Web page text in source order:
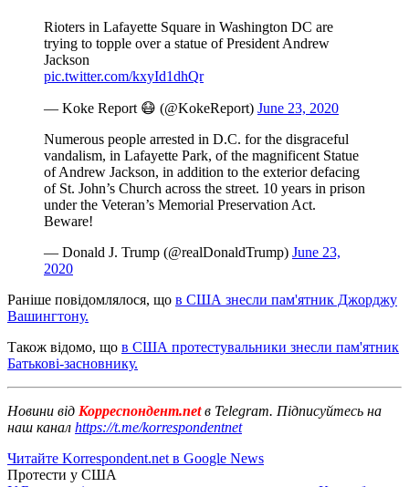
Rioters in Lafayette Square in Washington DC are
trying to topple over a statue of President Andrew
Jackson
pic.twitter.com/kxyId1dhQr
— Koke Report 😷 (@KokeReport) June 23, 2020
Numerous people arrested in D.C. for the disgraceful
vandalism, in Lafayette Park, of the magnificent Statue
of Andrew Jackson, in addition to the exterior defacing
of St. John’s Church across the street. 10 years in prison
under the Veteran’s Memorial Preservation Act.
Beware!
— Donald J. Trump (@realDonaldTrump) June 23,
2020
Раніше повідомлялося, що в США знесли пам'ятник Джорджу
Вашингтону.
Також відомо, що в США протестувальники знесли пам'ятник
Батькові-засновнику.
Новини від Корреспондент.netв Telegram. Підписуйтесь на
наш канал https://t.me/korrespondentnet
Читайте Korrespondent.net в Google News
Протести у США